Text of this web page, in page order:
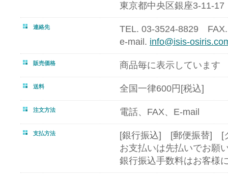
東京都中央区銀座3-11-
連絡先
TEL. 03-3524-8829
e-mail. info@isis-
販売価格 商品毎に表示しています
送料 全国一律600円[税込]
注文方法 電話、FAX、E-mail
支払方法
[銀行振込] [郵便振替] [
お支払いは先払いでお願
銀行振込手数料はお客様